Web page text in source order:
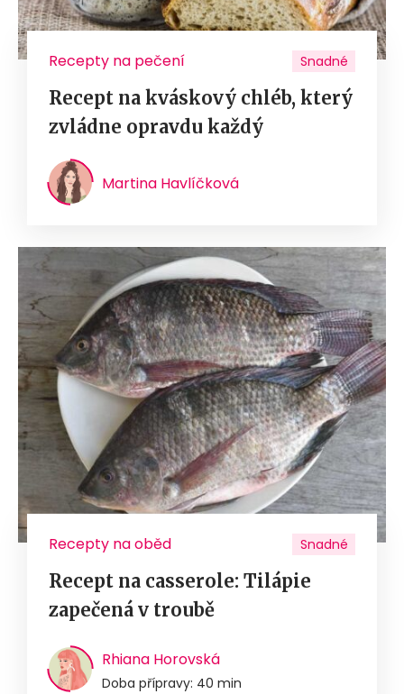
Recepty na pečení Snadné
Recept na kváskový chléb, který
zvládne opravdu každý
Martina Havlíčková
Recepty na oběd Snadné
Recept na casserole: Tilápie
zapečená v troubě
Rhiana Horovská
Doba přípravy: 40 min